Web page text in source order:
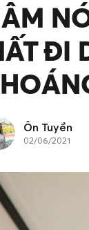
ĐI
Ôn Tuyền
02/06/2021